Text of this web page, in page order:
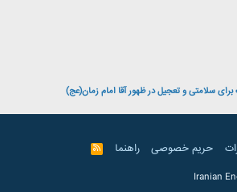
سلامتی و تعجیل در ظهور آقا امام زمان(عج)
حریم خصوصی راهنما
R
S
Iranian